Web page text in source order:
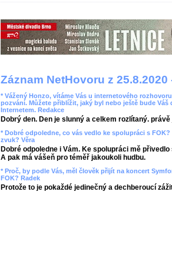
Záznam NetHovoru z 25.8.2020
* Vážený Honzo, vítáme Vás u internetového
pozvání. Můžete přiblížit, jaký byl nebo ještě bude Váš
Internetem. Redakce
Dobrý den. Den je slunný a celkem rozlítaný.
* Dobré odpoledne, co vás vedlo ke spolupráci s
zvuk? Věra
Dobré odpoledne i Vám. Ke spolupráci mě
A pak má vášeň pro téměř jakoukoli hudbu.
* Proč, by podle Vás, měl člověk přijít na koncert
FOK? Radek
Protože to je pokaždé jedinečný a dechberoucí